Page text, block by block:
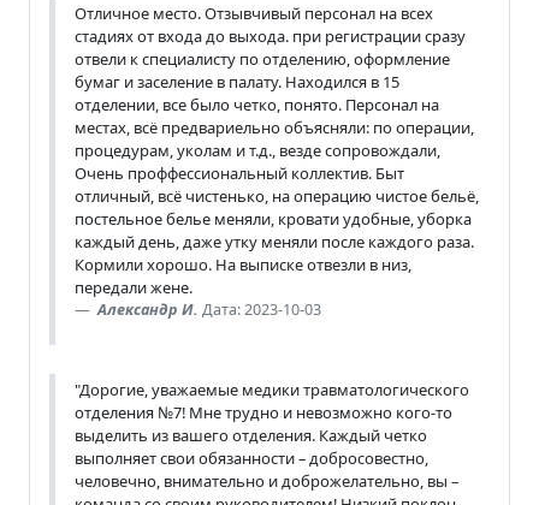
Отличное место. Отзывчивый персонал на всех
стадиях от входа до выхода. при регистрации сразу
отвели к специалисту по отделению, оформление
бумаг и заселение в палату. Находился в 15
отделении, все было четко, понято. Персонал на
местах, всё предвариельно объясняли: по операции,
процедурам, уколам и т.д., везде сопровождали,
Очень проффессиональный коллектив. Быт
отличный, всё чистенько, на операцию чистое бельё,
постельное белье меняли, кровати удобные, уборка
каждый день, даже утку меняли после каждого раза.
Кормили хорошо. На выписке отвезли в низ,
передали жене.
Александр И. Дата: 2023-10-03
"Дорогие, уважаемые медики травматологического
отделения №7! Мне трудно и невозможно кого-то
выделить из вашего отделения. Каждый четко
выполняет свои обязанности – добросовестно,
человечно, внимательно и доброжелательно, вы –